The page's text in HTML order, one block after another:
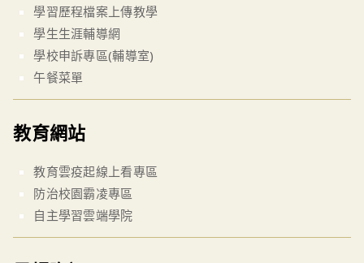
學習歷程檔案上傳教學
學生生涯輔導網
學校申訴專區(輔導室)
午餐菜單
教育網站
教育雲疫起線上看專區
防治校園霸凌專區
自主學習雲端學院